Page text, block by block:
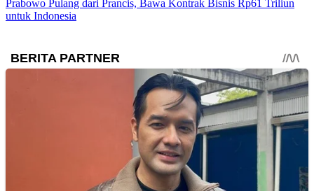
Prabowo Pulang dari Prancis, Bawa Kontrak Bisnis Rp61 Triliun
untuk Indonesia